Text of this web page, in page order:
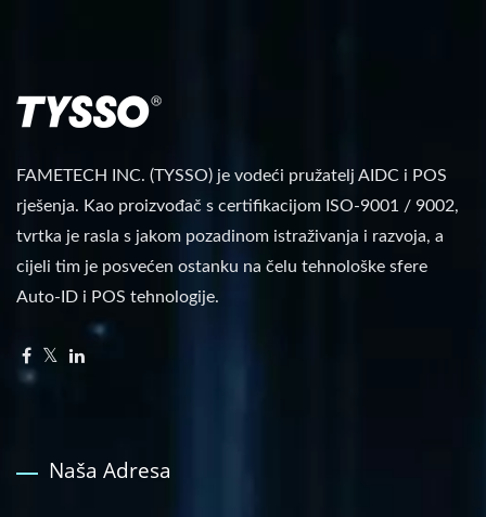
FAMETECH INC. (TYSSO) je vodeći pružatelj AIDC i POS
rješenja. Kao proizvođač s certifikacijom ISO-9001 / 9002,
tvrtka je rasla s jakom pozadinom istraživanja i razvoja, a
cijeli tim je posvećen ostanku na čelu tehnološke sfere
Auto-ID i POS tehnologije.
Naša Adresa